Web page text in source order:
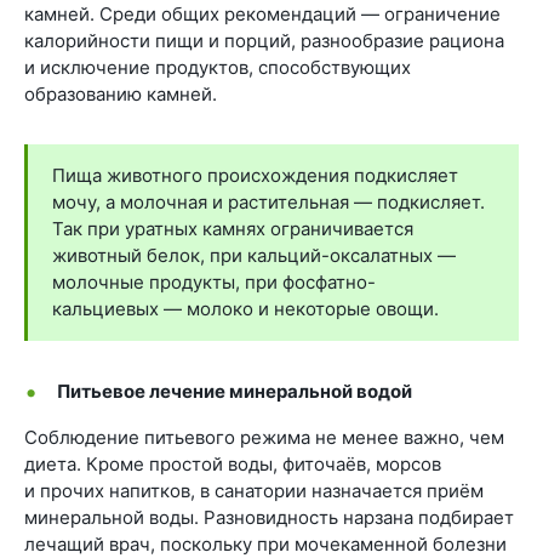
камней. Среди общих рекомендаций — ограничение
калорийности пищи и порций, разнообразие рациона
и исключение продуктов, способствующих
образованию камней.
Пища животного происхождения подкисляет
мочу, а молочная и растительная — подкисляет.
Так при уратных камнях ограничивается
животный белок, при кальций-оксалатных —
молочные продукты, при фосфатно-
кальциевых — молоко и некоторые овощи.
Питьевое лечение минеральной водой
Соблюдение питьевого режима не менее важно, чем
диета. Кроме простой воды, фиточаёв, морсов
и прочих напитков, в санатории назначается приём
минеральной воды. Разновидность нарзана подбирает
лечащий врач, поскольку при мочекаменной болезни